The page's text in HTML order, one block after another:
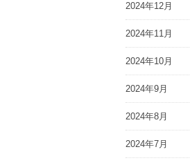
2024年12月
2024年11月
2024年10月
2024年9月
2024年8月
2024年7月